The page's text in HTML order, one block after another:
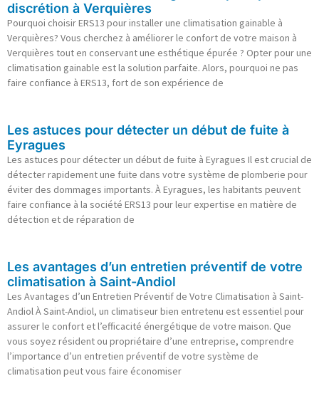
discrétion à Verquières
Pourquoi choisir ERS13 pour installer une climatisation gainable à
Verquières? Vous cherchez à améliorer le confort de votre maison à
Verquières tout en conservant une esthétique épurée ? Opter pour une
climatisation gainable est la solution parfaite. Alors, pourquoi ne pas
faire confiance à ERS13, fort de son expérience de
Les astuces pour détecter un début de fuite à
Eyragues
Les astuces pour détecter un début de fuite à Eyragues Il est crucial de
détecter rapidement une fuite dans votre système de plomberie pour
éviter des dommages importants. À Eyragues, les habitants peuvent
faire confiance à la société ERS13 pour leur expertise en matière de
détection et de réparation de
Les avantages d’un entretien préventif de votre
climatisation à Saint-Andiol
Les Avantages d’un Entretien Préventif de Votre Climatisation à Saint-
Andiol À Saint-Andiol, un climatiseur bien entretenu est essentiel pour
assurer le confort et l’efficacité énergétique de votre maison. Que
vous soyez résident ou propriétaire d’une entreprise, comprendre
l’importance d’un entretien préventif de votre système de
climatisation peut vous faire économiser